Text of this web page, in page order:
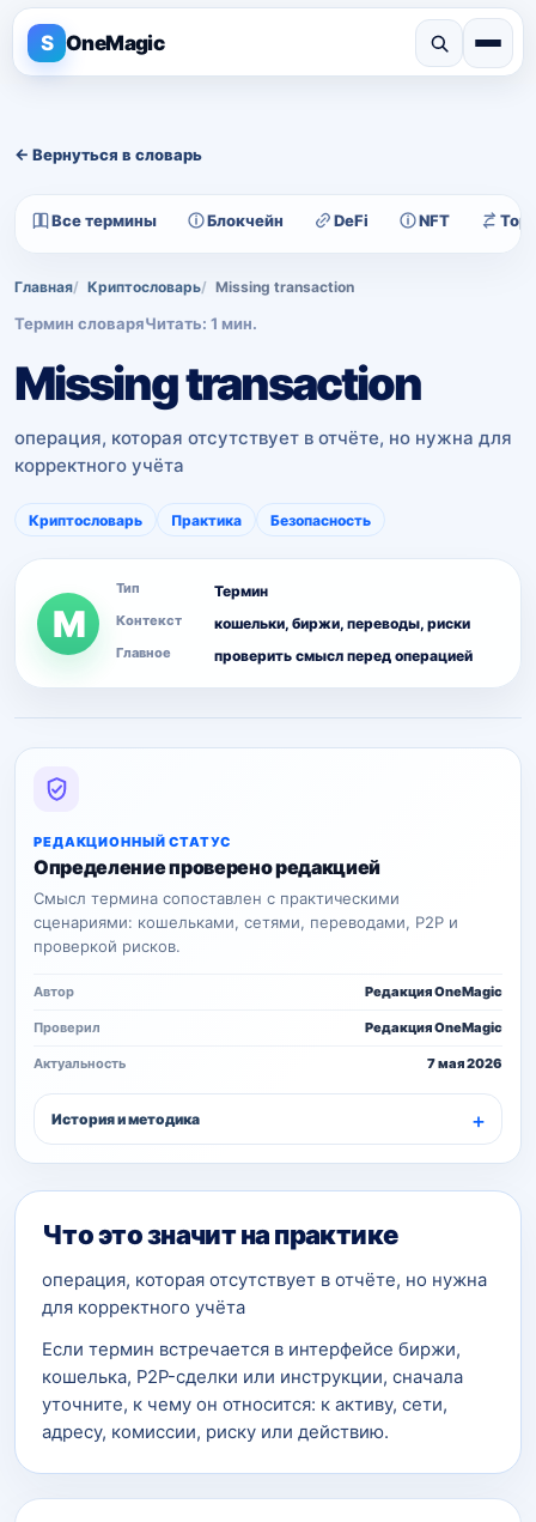
S OneMagic
← Вернуться в словарь
Все термины Блокчейн DeFi NFT
Главная Криптословарь Missing transaction
Термин словаряЧитать: 1 мин.
Missing transaction
операция, которая отсутствует в отчёте, но нужна для
корректного учёта
Криптословарь Практика Безопасность
M
Тип Термин
Контекст кошельки, биржи, переводы, риски
Главное проверить смысл перед операцией
РЕДАКЦИОННЫЙ СТАТУС
Определение проверено редакцией
Смысл термина сопоставлен с практическими
сценариями: кошельками, сетями, переводами, P2P и
проверкой рисков.
Автор Редакция OneMagic
Проверил Редакция OneMagic
Актуальность 7 мая 2026
История и методика
Что это значит на практике
операция, которая отсутствует в отчёте, но нужна
для корректного учёта
Если термин встречается в интерфейсе биржи,
кошелька, P2P-сделки или инструкции, сначала
уточните, к чему он относится: к активу, сети,
адресу, комиссии, риску или действию.